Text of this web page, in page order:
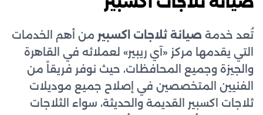
تُعد خدمة صيانة ثلاجات اكسبير من أهم الخدمات
التي يقدمها مركز «آي ريبير» لعملائه في القاهرة
والجيزة وجميع المحافظات، حيث نوفر فريقاً من
الفنيين المتخصصين في إصلاح جميع موديلات
ثلاجات اكسبير القديمة والحديثة، سواء الثلاجات